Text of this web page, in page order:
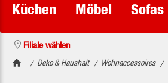
Küchen Möbel Sofas
Filiale wählen
/ Deko & Haushalt / Wohnaccessoires /